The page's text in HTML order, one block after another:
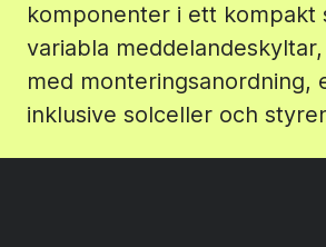
komponenter i ett kompakt
variabla
med monteringsanordning,
inklusive solceller och